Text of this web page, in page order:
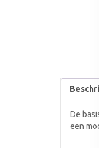
De
een